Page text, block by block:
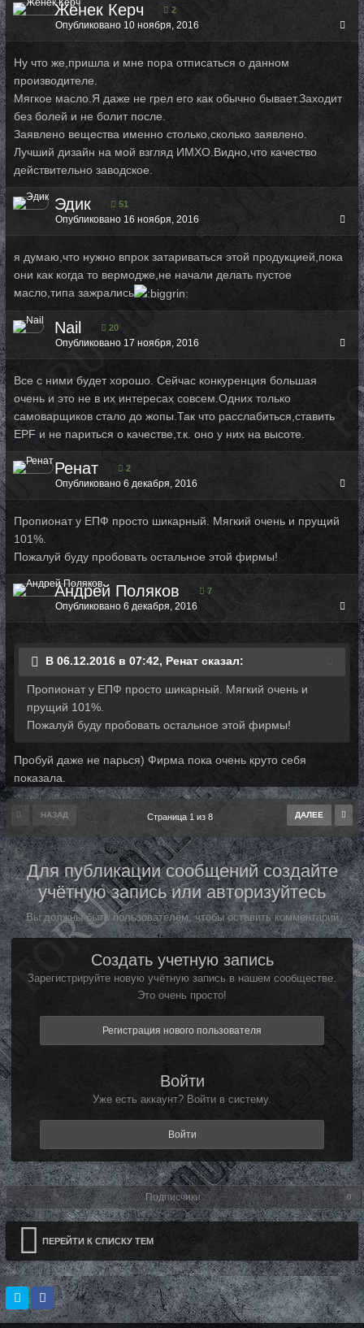
Женек Керч 2
Опубликовано 10 ноября, 2016
Ну что же,пришла и мне пора отписаться о данном
производителе.
Мягкое масло.Я даже не грел его как обычно бывает.Заходит
без болей и не болит после.
Заявлено вещества именно столько,сколько заявлено.
Лучший дизайн на мой взгляд ИМХО.Видно,что качество
действительно заводское.
Эдик 51
Опубликовано 16 ноября, 2016
я думаю,что нужно впрок затариваться этой продукцией,пока
они как когда то вермодже,не начали делать пустое
масло,типа зажрались
Nail 20
Опубликовано 17 ноября, 2016
Все с ними будет хорошо. Сейчас конкуренция большая
очень и это не в их интересах совсем.Одних только
самоварщиков стало до жопы.Так что расслабиться,ставить
EPF и не париться о качестве,т.к. оно у них на высоте.
Ренат 2
Опубликовано 6 декабря, 2016
Пропионат у ЕПФ просто шикарный. Мягкий очень и прущий
101%.
Пожалуй буду пробовать остальное этой фирмы!
Андрей Поляков 7
Опубликовано 6 декабря, 2016
В 06.12.2016 в 07:42, Ренат сказал:
Пропионат у ЕПФ просто шикарный. Мягкий очень и
прущий 101%.
Пожалуй буду пробовать остальное этой фирмы!
Пробуй даже не парься) Фирма пока очень круто себя
показала.
НАЗАД ДАЛЕЕ
Страница 1 из 8
Для публикации сообщений создайте
учётную запись или авторизуйтесь
Вы должны быть пользователем, чтобы оставить комментарий
Создать учетную запись
Зарегистрируйте новую учётную запись в нашем сообществе.
Это очень просто!
Регистрация нового пользователя
Войти
Уже есть аккаунт? Войти в систему.
Войти
Подписчики 0
ПЕРЕЙТИ К СПИСКУ ТЕМ